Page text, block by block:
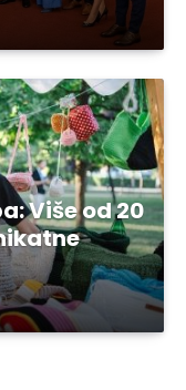
Više od 20